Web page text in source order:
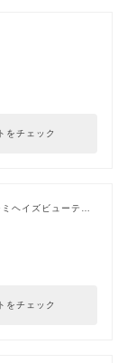
をチェック
ヘイズビューティ
をチェック